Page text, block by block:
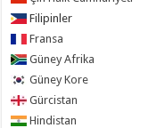
Filipinler
Fransa
Güney Afrika
Güney Kore
Gürcistan
Hindistan